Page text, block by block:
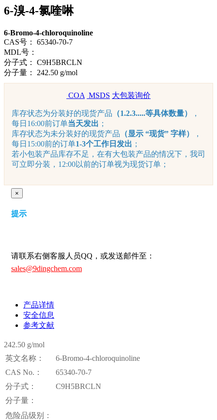
6-溴-4-氯喹啉
6-Bromo-4-chloroquinoline
CAS号：
65340-70-7
MDL号：
分子式：
C9H5BRCLN
分子量：
242.50 g/mol
COA MSDS 大包装询价
库存状态为分装好的现货产品 （1.2.3.....等具体数量）
，
每日16:00前订单当天发出 ；
库存状态为未分装好的现货产品 （显示 “现货” 字样）
，
每日15:00前的订单1-3个工作日发出 ；
若小包装产品库存不足，在有大包装产品的情况下，我司
可立即分装，12:00以前的订单视为现货订单；
×
提示
请联系右侧客服人员QQ，或发送邮件至：
sales@9dingchem.com
产品详情
安全信息
参考文献
242.50 g/mol
英文名称：
6-Bromo-4-chloroquinoline
CAS No.：
65340-70-7
分子式：
C9H5BRCLN
分子量：
危险品级别：